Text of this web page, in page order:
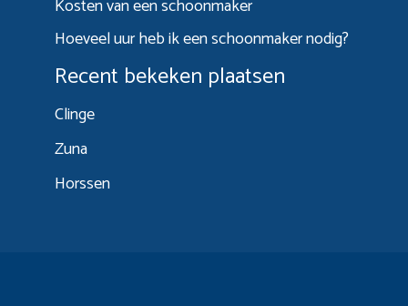
Kosten van een schoonmaker
Hoeveel uur heb ik een schoonmaker nodig?
Recent bekeken plaatsen
Clinge
Zuna
Horssen